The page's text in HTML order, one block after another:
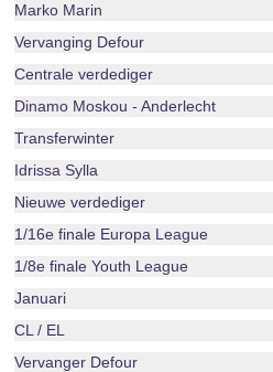
Marko Marin
Vervanging Defour
Centrale verdediger
Dinamo Moskou - Anderlecht
Transferwinter
Idrissa Sylla
Nieuwe verdediger
1/16e finale Europa League
1/8e finale Youth League
Januari
CL / EL
Vervanger Defour